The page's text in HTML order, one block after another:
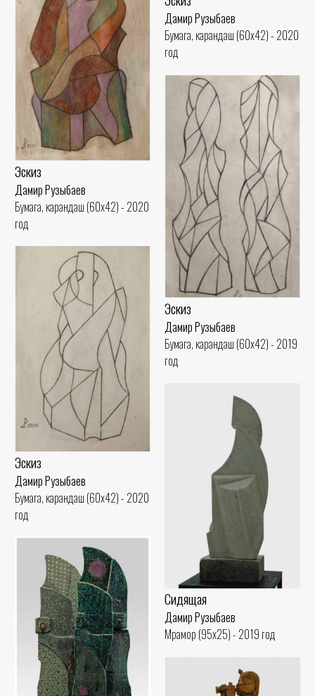
Дамир Рузыбаев
Бумага, карандаш (60x42) - 2020
год
Эскиз
Дамир Рузыбаев
Бумага, карандаш (60x42) - 2020
год
Эскиз
Дамир Рузыбаев
Бумага, карандаш (60x42) - 2019
год
Эскиз
Дамир Рузыбаев
Бумага, карандаш (60x42) - 2020
год
Сидящая
Дамир Рузыбаев
Мрамор (95x25) - 2019 год